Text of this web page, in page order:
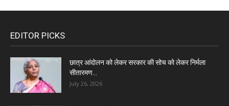
EDITOR PICKS
छात्र आंदोलन को लेकर सरकार की सोच को लेकर निर्मला
सीतारमण...
July 26, 2026